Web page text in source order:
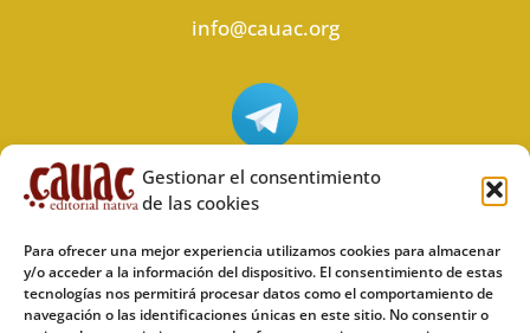
Gestionar el consentimiento
de las cookies
Para ofrecer una mejor experiencia utilizamos cookies para almacenar
y/o acceder a la información del dispositivo. El consentimiento de estas
tecnologías nos permitirá procesar datos como el comportamiento de
navegación o las identificaciones únicas en este sitio. No consentir o
info@cauac.org
Síguenos en Telegram
Síguenos en Odysee